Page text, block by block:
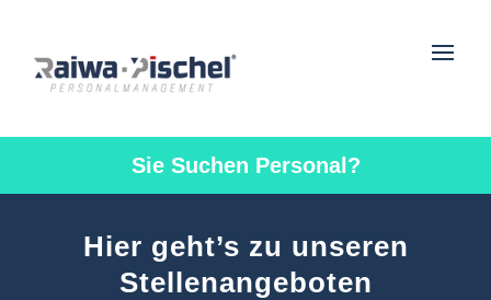
Sie Suchen Personal?
Hier geht’s zu unseren
Stellenangeboten